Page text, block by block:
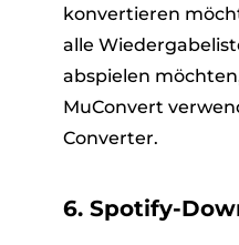
konvertieren
alle
abspielen
MuConvert
Converter.
6. Spotify-